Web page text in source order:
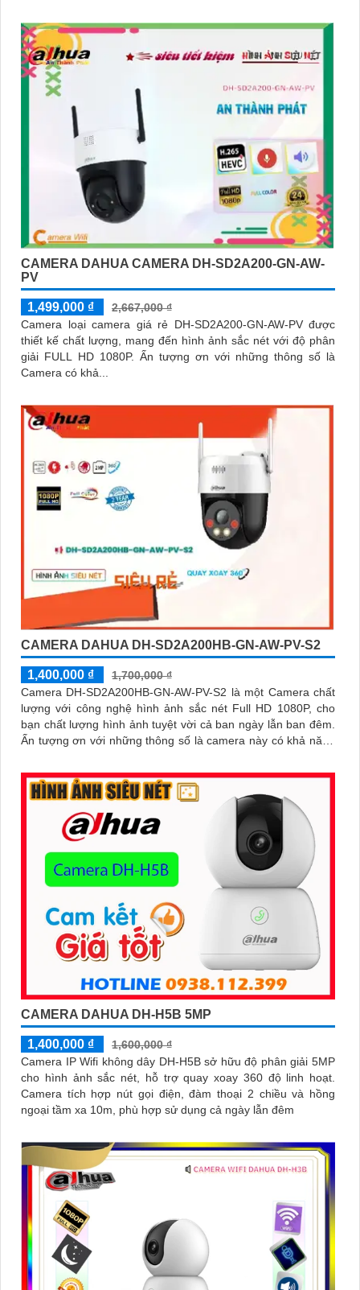
CAMERA DAHUA CAMERA DH-SD2A200-GN-AW-
PV
1,499,000 ₫
2,667,000 ₫
Camera loại camera giá rẻ DH-SD2A200-GN-AW-PV được
thiết kế chất lượng, mang đến hình ảnh sắc nét với độ phân
giải FULL HD 1080P. Ấn tượng ơn với những thông số là
Camera có khả...
CAMERA DAHUA DH-SD2A200HB-GN-AW-PV-S2
1,400,000 ₫
1,700,000 ₫
Camera DH-SD2A200HB-GN-AW-PV-S2 là một Camera chất
lượng với công nghệ hình ảnh sắc nét Full HD 1080P, cho
bạn chất lượng hình ảnh tuyệt vời cả ban ngày lẫn ban đêm.
Ấn tượng ơn với những thông số là camera này có khả năng
vào ban đêm
CAMERA DAHUA DH-H5B 5MP
1,400,000 ₫
1,600,000 ₫
Camera IP Wifi không dây DH-H5B sở hữu độ phân giải 5MP
cho hình ảnh sắc nét, hỗ trợ quay xoay 360 độ linh hoạt.
Camera tích hợp nút gọi điện, đàm thoại 2 chiều và hồng
ngoại tầm xa 10m, phù hợp sử dụng cả ngày lẫn đêm